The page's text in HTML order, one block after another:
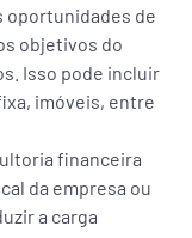
oportunidades de
objetivos do
Isso pode incluir
imóveis, entre
financeira
da empresa ou
a carga